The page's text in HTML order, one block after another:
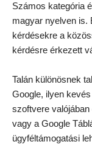
Számos kategória
magyar nyelven is.
kérdésekre a
kérdésre érkezett
Talán különösnek
Google, ilyen
szoftvere
vagy a Google
ügyféltámogatási